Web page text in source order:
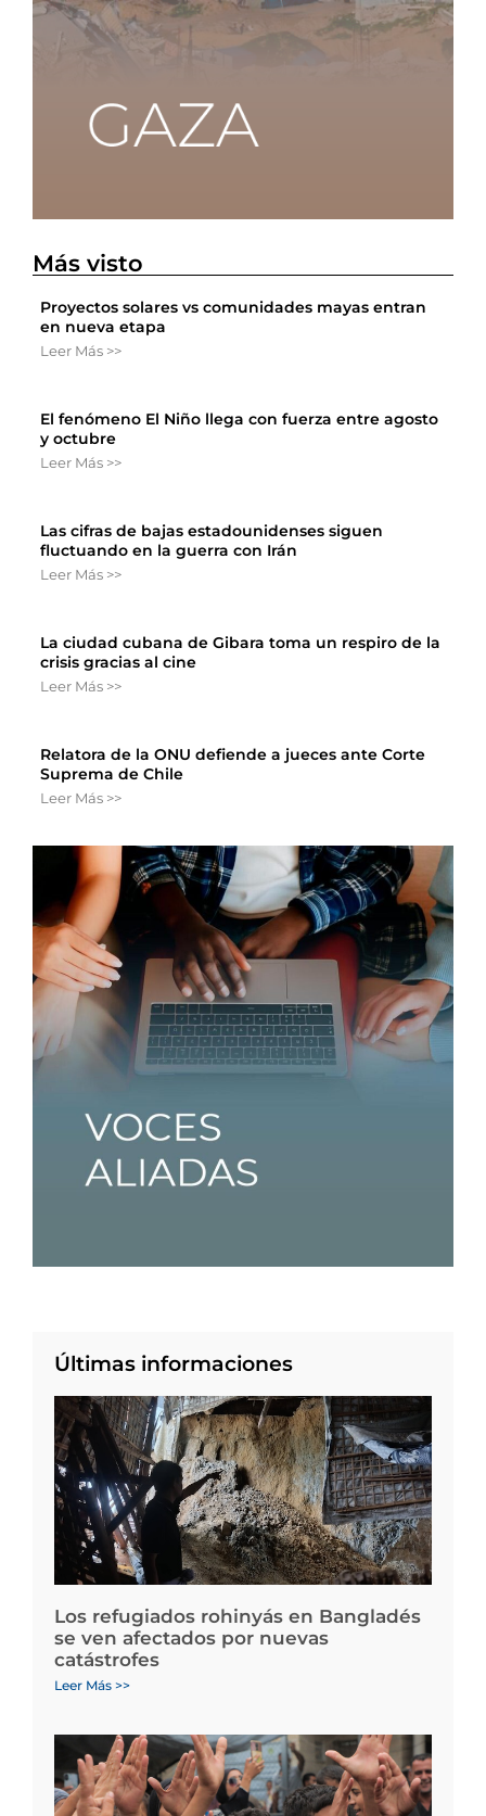
Más visto
Proyectos solares vs comunidades mayas entran
en nueva etapa
Leer Más >>
El fenómeno El Niño llega con fuerza entre agosto
y octubre
Leer Más >>
Las cifras de bajas estadounidenses siguen
fluctuando en la guerra con Irán
Leer Más >>
La ciudad cubana de Gibara toma un respiro de la
crisis gracias al cine
Leer Más >>
Relatora de la ONU defiende a jueces ante Corte
Suprema de Chile
Leer Más >>
Últimas informaciones
Los refugiados rohinyás en Bangladés
se ven afectados por nuevas
catástrofes
Leer Más >>